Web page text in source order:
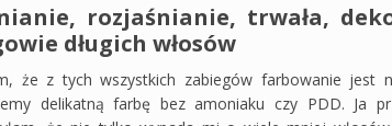
rozjaśnianie, trwała,
długich włosów
że z tych wszystkich zabiegów farbowanie jest
delikatną farbę bez amoniaku czy PDD. Ja